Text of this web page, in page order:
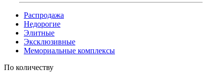
Распродажа
Недорогие
Элитные
Эксклюзивные
Мемориальные комплексы
По количеству